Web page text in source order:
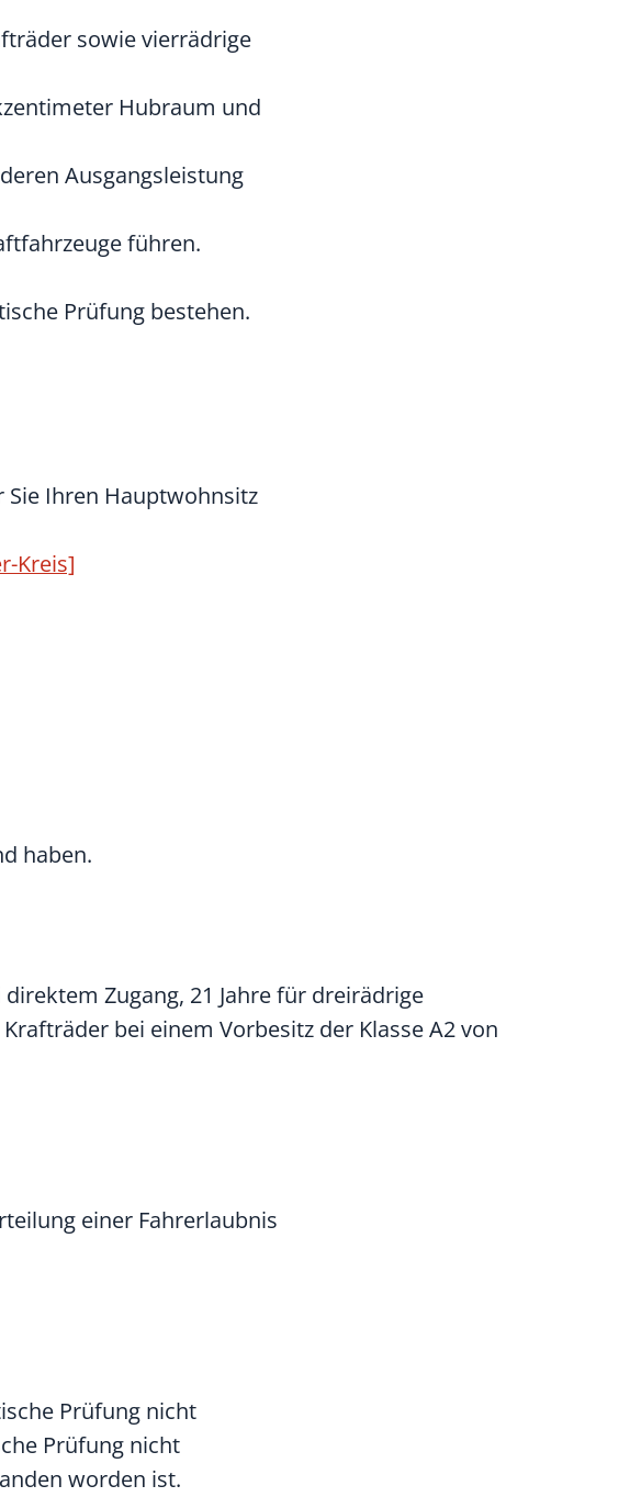
sowie vierrädrige
Hubraum und
Ausgangsleistung
führen.
Prüfung bestehen.
Sie Ihren Hauptwohnsitz
Kreis]
haben.
Zugang, 21 Jahre für dreirädrige
bei einem Vorbesitz der Klasse A2 von
einer Fahrerlaubnis
Prüfung nicht
Prüfung nicht
worden ist.